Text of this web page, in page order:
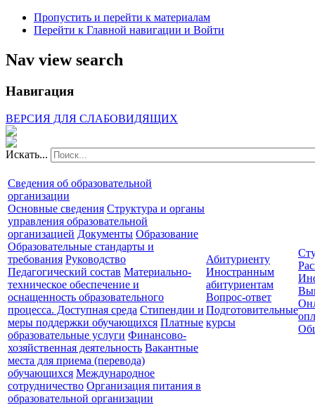
Пропустить и перейти к материалам
Перейти к Главной навигации и Войти
Nav view search
Навигация
ВЕРСИЯ ДЛЯ СЛАБОВИДЯЩИХ
Искать...
Сведения об образовательной
организации
Основные сведения Структура и органы
управления образовательной
организацией Документы Образование
Образовательные стандарты и
требования Руководство
Педагогический состав Материально-
техническое обеспечение и
оснащенность образовательного
процесса. Доступная среда Стипендии и
меры поддержки обучающихся Платные
образовательные услуги Финансово-
хозяйственная деятельность Вакантные
места для приема (перевода)
обучающихся Международное
сотрудничество Организация питания в
образовательной организации
Абитуриенту
Иностранным
абитуриентам
Вопрос-ответ
Подготовительные
курсы